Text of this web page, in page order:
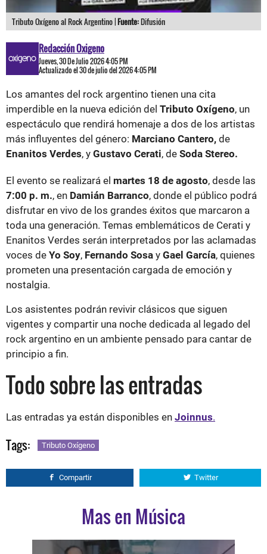
Tributo Oxígeno al Rock Argentino |Fuente:Difusión
Redacción Oxigeno
Jueves, 30 De Julio 2026 4:05 PM
Actualizado el 30 de julio del 2026 4:05 PM
Los amantes del rock argentino tienen una cita
imperdible en la nueva edición del Tributo Oxígeno, un
espectáculo que rendirá homenaje a dos de los artistas
más influyentes del género: Marciano Cantero, de
Enanitos Verdes, y Gustavo Cerati, de Soda Stereo.
El evento se realizará el martes 18 de agosto, desde las
7:00 p. m., en Damián Barranco, donde el público podrá
disfrutar en vivo de los grandes éxitos que marcaron a
toda una generación. Temas emblemáticos de Cerati y
Enanitos Verdes serán interpretados por las aclamadas
voces de Yo Soy, Fernando Sosa y Gael García, quienes
prometen una presentación cargada de emoción y
nostalgia.
Los asistentes podrán revivir clásicos que siguen
vigentes y compartir una noche dedicada al legado del
rock argentino en un ambiente pensado para cantar de
principio a fin.
Todo sobre las entradas
Las entradas ya están disponibles en Joinnus.
Tags: Tributo Oxígeno
Compartir Twitter
Mas en Música